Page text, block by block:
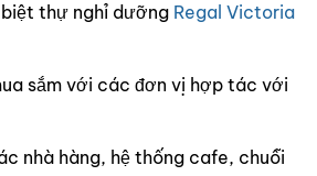
thự nghỉ dưỡng Regal Victoria
sắm với các đơn vị hợp tác với
nhà hàng, hệ thống cafe, chuỗi